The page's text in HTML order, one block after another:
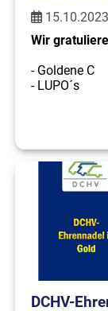
15.10.2023
Wir
- Goldene C
- LUPO´s
Weitere
Beilage
zertifizierte
DCHV-